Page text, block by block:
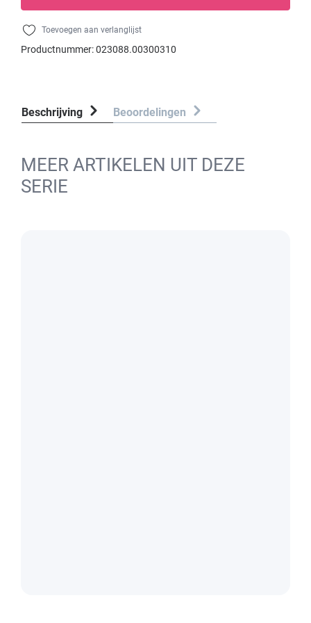
Toevoegen aan verlanglijst
Productnummer:023088.00300310
Beschrijving Beoordelingen
MEER ARTIKELEN UIT DEZE
SERIE